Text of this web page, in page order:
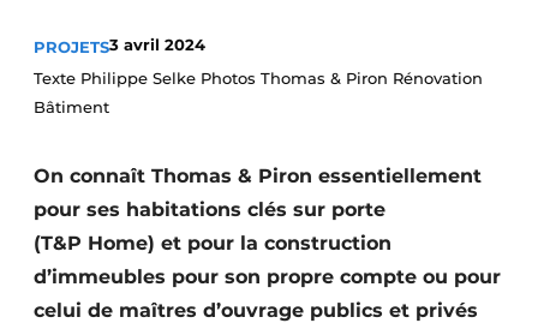
Video’s
Construction bois
Contrôle d’accès
Éclairage
PROJETS3 avril 2024
Texte Philippe Selke Photos Thomas & Piron Rénovation
Bâtiment
On connaît Thomas & Piron essen­tiellement
pour ses habitations clés sur porte
(T&P Home) et pour la construction
d’immeubles pour son propre compte ou pour
celui de maîtres d’ouvrage publics et privés